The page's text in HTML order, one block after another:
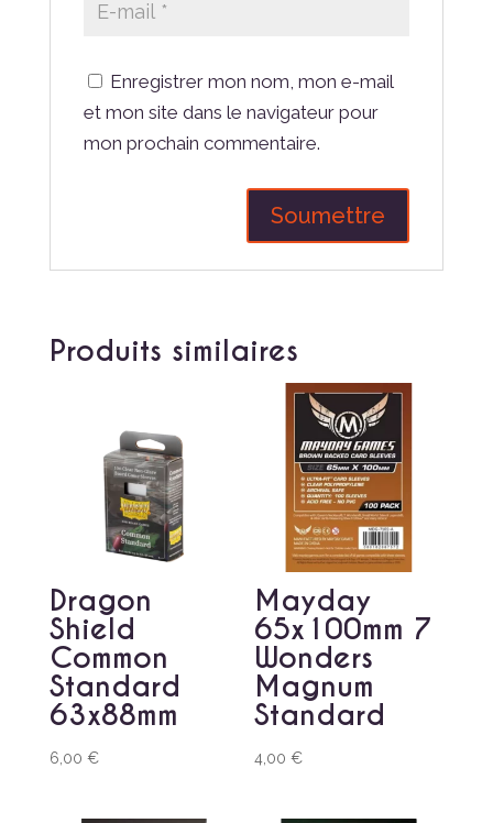
Enregistrer mon nom, mon e-mail
et mon site dans le navigateur pour
mon prochain commentaire.
Produits similaires
Dragon
Shield
Common
Standard
63x88mm
6,00 €
Mayday
65x100mm 7
Wonders
Magnum
Standard
4,00€